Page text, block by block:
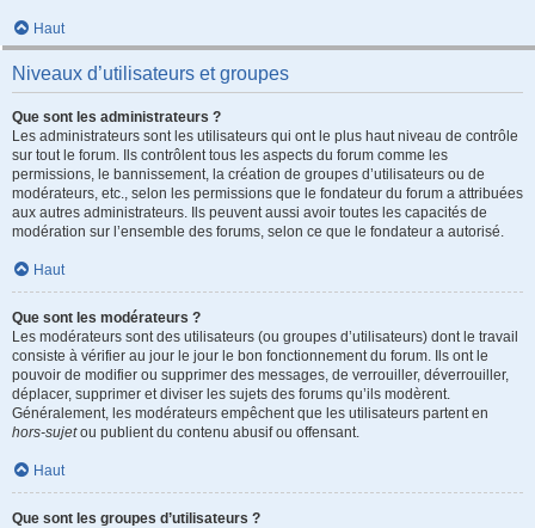
Haut
Niveaux d’utilisateurs et groupes
Que sont les administrateurs ?
Les administrateurs sont les utilisateurs qui ont le plus haut niveau de contrôle
sur tout le forum. Ils contrôlent tous les aspects du forum comme les
permissions, le bannissement, la création de groupes d’utilisateurs ou de
modérateurs, etc., selon les permissions que le fondateur du forum a attribuées
aux autres administrateurs. Ils peuvent aussi avoir toutes les capacités de
modération sur l’ensemble des forums, selon ce que le fondateur a autorisé.
Haut
Que sont les modérateurs ?
Les modérateurs sont des utilisateurs (ou groupes d’utilisateurs) dont le travail
consiste à vérifier au jour le jour le bon fonctionnement du forum. Ils ont le
pouvoir de modifier ou supprimer des messages, de verrouiller, déverrouiller,
déplacer, supprimer et diviser les sujets des forums qu’ils modèrent.
Généralement, les modérateurs empêchent que les utilisateurs partent en
hors-sujetou publient du contenu abusif ou offensant.
Haut
Que sont les groupes d’utilisateurs ?